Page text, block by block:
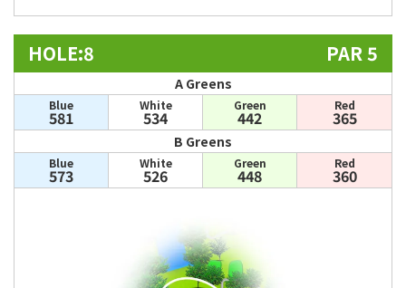
HOLE:8 PAR 5
A Greens
Blue
581
White
534
Green
442
Red
365
B Greens
Blue
573
White
526
Green
448
Red
360